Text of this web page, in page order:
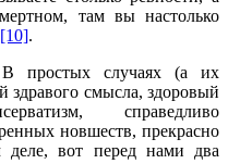
там вы настолько
[10].
случаях (а их
здравого смысла, здоровый
справедливо
новшеств, прекрасно
деле, вот перед нами два